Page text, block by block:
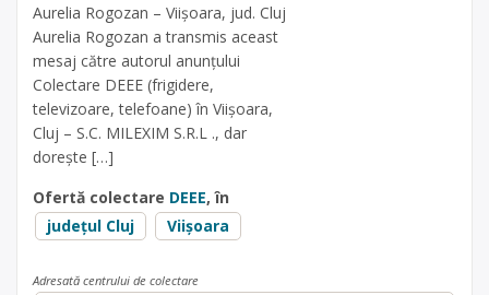
Aurelia Rogozan – Viișoara, jud. Cluj
Aurelia Rogozan a transmis aceast
mesaj către autorul anunțului
Colectare DEEE (frigidere,
televizoare, telefoane) în Viişoara,
Cluj – S.C. MILEXIM S.R.L ., dar
dorește […]
Ofertă colectare DEEE, în
județul Cluj
Viișoara
Adresată centrului de colectare